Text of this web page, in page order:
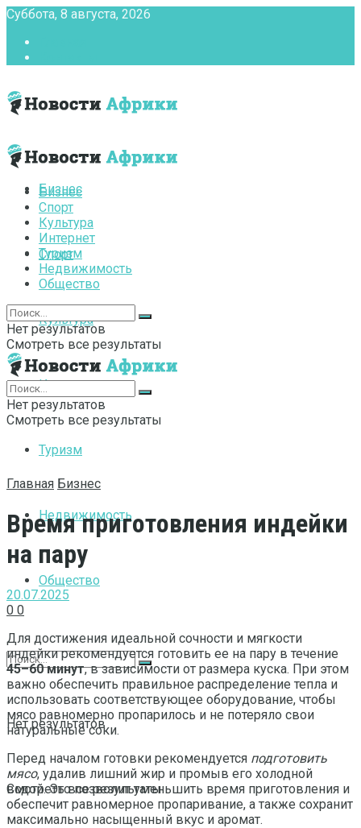
Суббота, 8 августа, 2026
Бизнес
Спорт
Культура
Интернет
Туризм
Недвижимость
Общество
Нет результатов
Смотреть все результаты
Бизнес
Спорт
Культура
Интернет
Туризм
Недвижимость
Общество
Нет результатов
Смотреть все результаты
Нет результатов
Смотреть все результаты
Главная Бизнес
Время приготовления индейки
на пару
20.07.2025
0 0
Для достижения идеальной сочности и мягкости
индейки рекомендуется готовить ее на пару в течение
45–60 минут, в зависимости от размера куска. При этом
важно обеспечить правильное распределение тепла и
использовать соответствующее оборудование, чтобы
мясо равномерно пропарилось и не потеряло свои
натуральные соки.
Перед началом готовки рекомендуется подготовить
мясо, удалив лишний жир и промыв его холодной
водой. Это позволит уменьшить время приготовления и
обеспечит равномерное пропаривание, а также сохранит
максимально насыщенный вкус и аромат.